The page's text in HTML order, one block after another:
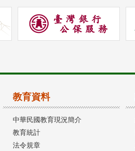
教育資料
中華民國教育現況簡介
教育統計
法令規章